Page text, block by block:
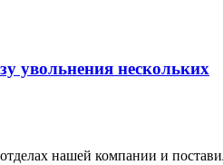
увольнения нескольких
нашей компании и